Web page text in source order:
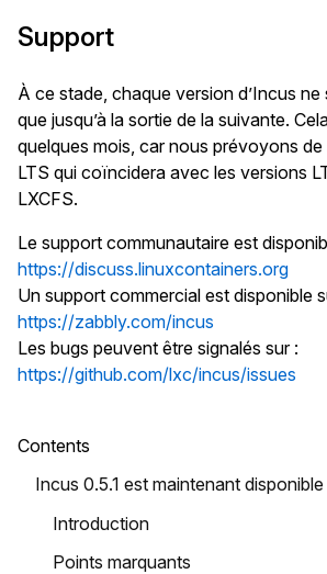
Support
À ce stade, chaque version d’Incus
que jusqu’à la sortie de la suivante.
quelques mois, car nous prévoyons
LTS qui coïncidera avec les versions
LXCFS.
Le support communautaire est
https://discuss.linuxcontainers.org
Un support commercial est disponible
https://zabbly.com/incus
Les bugs peuvent être signalés sur :
https://github.com/lxc/incus/issues
Contents
Incus 0.5.1 est maintenant disponible
Introduction
Points marquants